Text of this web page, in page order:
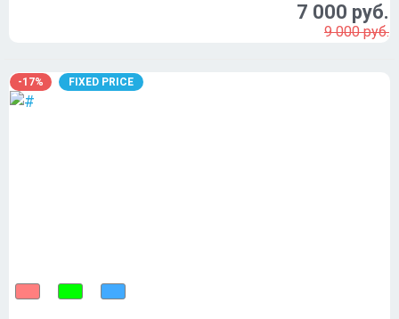
7 000 руб.
9 000 руб.
-17% FIXED PRICE